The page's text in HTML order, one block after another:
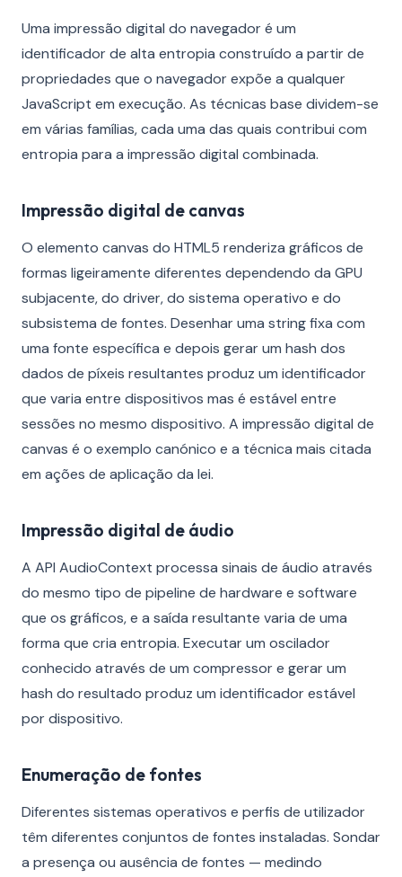
Uma impressão digital do navegador é um
identificador de alta entropia construído a partir de
propriedades que o navegador expõe a qualquer
JavaScript em execução. As técnicas base dividem-se
em várias famílias, cada uma das quais contribui com
entropia para a impressão digital combinada.
Impressão digital de canvas
O elemento canvas do HTML5 renderiza gráficos de
formas ligeiramente diferentes dependendo da GPU
subjacente, do driver, do sistema operativo e do
subsistema de fontes. Desenhar uma string fixa com
uma fonte específica e depois gerar um hash dos
dados de píxeis resultantes produz um identificador
que varia entre dispositivos mas é estável entre
sessões no mesmo dispositivo. A impressão digital de
canvas é o exemplo canónico e a técnica mais citada
em ações de aplicação da lei.
Impressão digital de áudio
A API AudioContext processa sinais de áudio através
do mesmo tipo de pipeline de hardware e software
que os gráficos, e a saída resultante varia de uma
forma que cria entropia. Executar um oscilador
conhecido através de um compressor e gerar um
hash do resultado produz um identificador estável
por dispositivo.
Enumeração de fontes
Diferentes sistemas operativos e perfis de utilizador
têm diferentes conjuntos de fontes instaladas. Sondar
a presença ou ausência de fontes — medindo